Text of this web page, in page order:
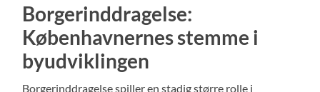
Borgerinddragelse:
Københavnernes stemme i
byudviklingen
Borgerinddragelse spiller en stadig større rolle i